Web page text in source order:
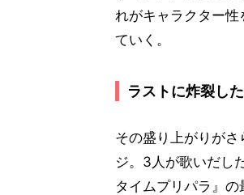
れがキャラクター
ていく。
ラストに炸裂し
その盛り上がりが
ジ。3人が歌いだし
タイムプリパラ』